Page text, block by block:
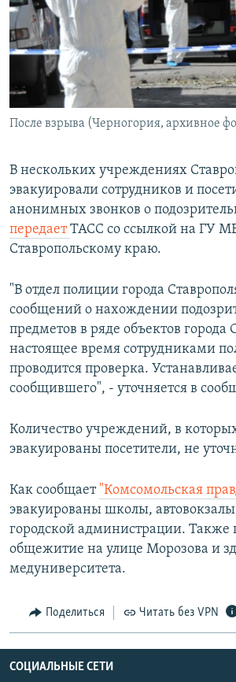
ПОДПИШИТЕСЬ НА РАССЫЛКУ
СОЦИАЛЬНЫЕ СЕТИ
Все сайты РСЕ/РС
После взрыва (Черногория, архивное
В нескольких учреждениях
эвакуировали сотрудников и
анонимных звонков о
передаетТАСС со ссылкой на ГУ
Ставропольскому краю.
"В отдел полиции города
сообщений о нахождении
предметов в ряде объектов города
настоящее время сотрудниками
проводится проверка.
сообщившего", - уточняется в
Количество учреждений, в
эвакуированы посетители, не
Как сообщает "Комсомольская
эвакуированы школы,
городской администрации. Также
общежитие на улице Морозова и
медуниверситета.
Поделиться Читать без VPN
СОЦИАЛЬНЫЕ СЕТИ